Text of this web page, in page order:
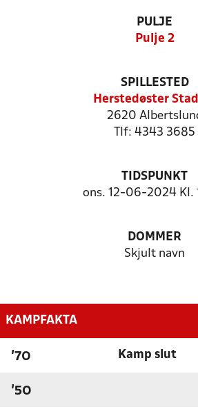
PULJE
Pulje 2
SPILLESTED
Herstedøster
2620
Tlf: 4343 3685
TIDSPUNKT
ons. 12-06-2024 Kl.
DOMMER
Skjult navn
KAMPFAKTA
'70 Kamp slut
'50